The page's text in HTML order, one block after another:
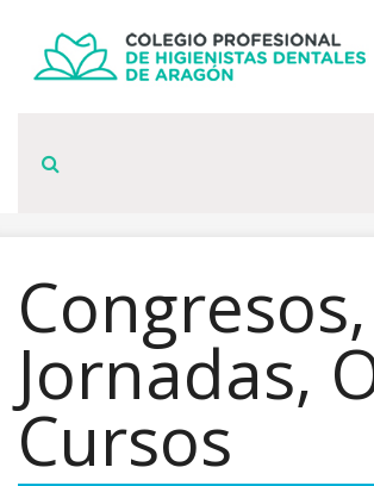
Congresos,
Jornadas,
Cursos